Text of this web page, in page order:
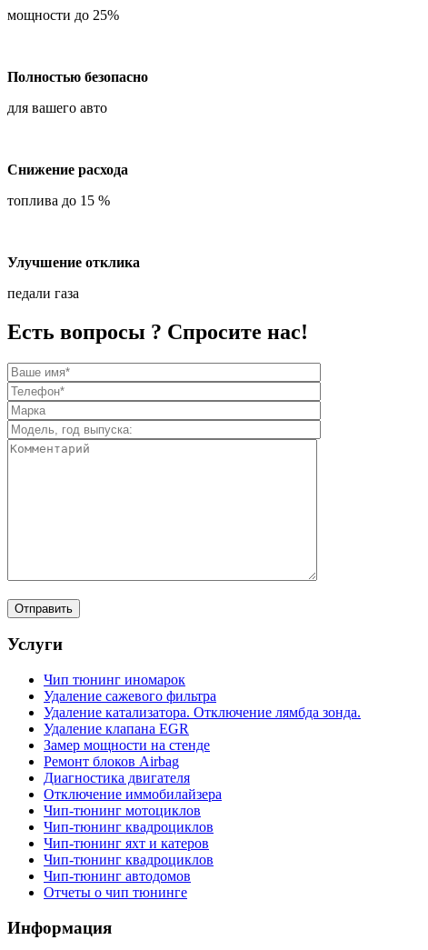
мощности до 25%
Полностью безопасно
для вашего авто
Снижение расхода
топлива до 15 %
Улучшение отклика
педали газа
Есть вопросы ? Спросите нас!
Услуги
Чип тюнинг иномарок
Удаление сажевого фильтра
Удаление катализатора. Отключение лямбда зонда.
Удаление клапана EGR
Замер мощности на стенде
Ремонт блоков Airbag
Диагностика двигателя
Отключение иммобилайзера
Чип-тюнинг мотоциклов
Чип-тюнинг квадроциклов
Чип-тюнинг яхт и катеров
Чип-тюнинг квадроциклов
Чип-тюнинг автодомов
Отчеты о чип тюнинге
Информация